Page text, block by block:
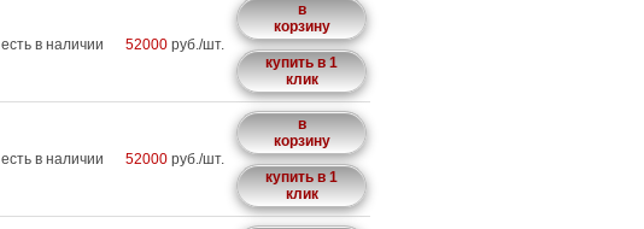
есть в наличии 52000 руб./шт.
в
корзину
купить в 1
клик
есть в наличии 52000 руб./шт.
в
корзину
купить в 1
клик